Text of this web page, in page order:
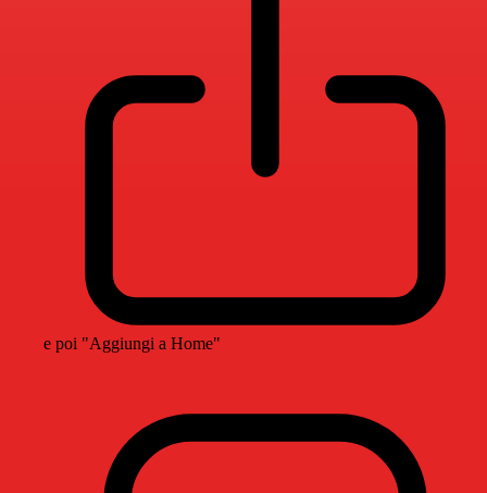
e poi "Aggiungi a Home"